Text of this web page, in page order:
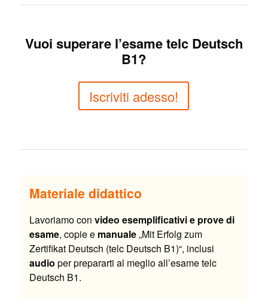
Vuoi superare l’esame telc Deutsch
B1?
Iscriviti adesso!
Materiale didattico
Lavoriamo con video esemplificativi e prove di
esame, copie e manuale„Mit Erfolg zum
Zertifikat Deutsch (telc Deutsch B1)“, inclusi
audio per prepararti al meglio all’esame telc
Deutsch B1.